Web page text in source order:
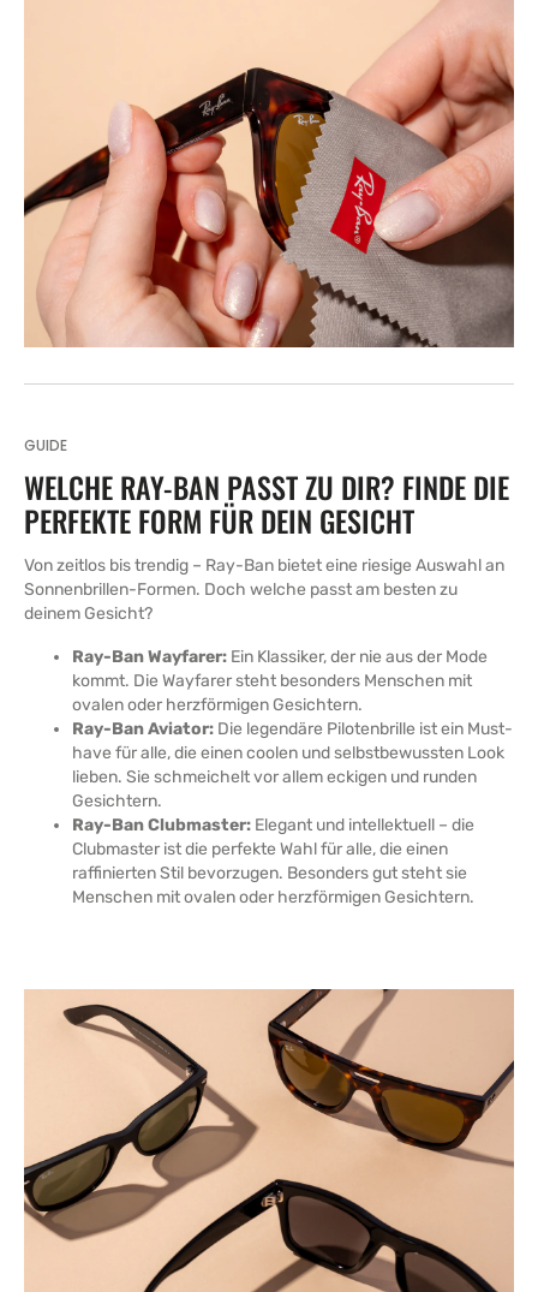
GUIDE
WELCHE RAY-BAN PASST ZU DIR? FINDE DIE
PERFEKTE FORM FÜR DEIN GESICHT
Von zeitlos bis trendig – Ray-Ban bietet eine riesige Auswahl an
Sonnenbrillen-Formen. Doch welche passt am besten zu
deinem Gesicht?
Ray-Ban Wayfarer: Ein Klassiker, der nie aus der Mode
kommt. Die Wayfarer steht besonders Menschen mit
ovalen oder herzförmigen Gesichtern.
Ray-Ban Aviator: Die legendäre Pilotenbrille ist ein Must-
have für alle, die einen coolen und selbstbewussten Look
lieben. Sie schmeichelt vor allem eckigen und runden
Gesichtern.
Ray-Ban Clubmaster: Elegant und intellektuell – die
Clubmaster ist die perfekte Wahl für alle, die einen
raffinierten Stil bevorzugen. Besonders gut steht sie
Menschen mit ovalen oder herzförmigen Gesichtern.